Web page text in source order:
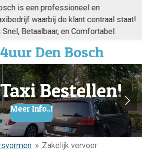
Den Bosch
is een professioneel en
waarbij de klant centraal staat!
Betaalbaar, en Comfortabel.
Bestellen!
Meer Info..!
» Zakelijk vervoer